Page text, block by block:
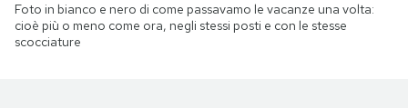
Foto in bianco e nero di come passavamo le vacanze una volta:
cioè più o meno come ora, negli stessi posti e con le stesse
scocciature